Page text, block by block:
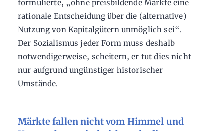
formulierte, „ohne preisbildende Märkte eine
rationale Entscheidung über die (alternative)
Nutzung von Kapitalgütern unmöglich sei“.
Der Sozialismus jeder Form muss deshalb
notwendigerweise, scheitern, er tut dies nicht
nur aufgrund ungünstiger historischer
Umstände.
Märkte fallen nicht vom Himmel und